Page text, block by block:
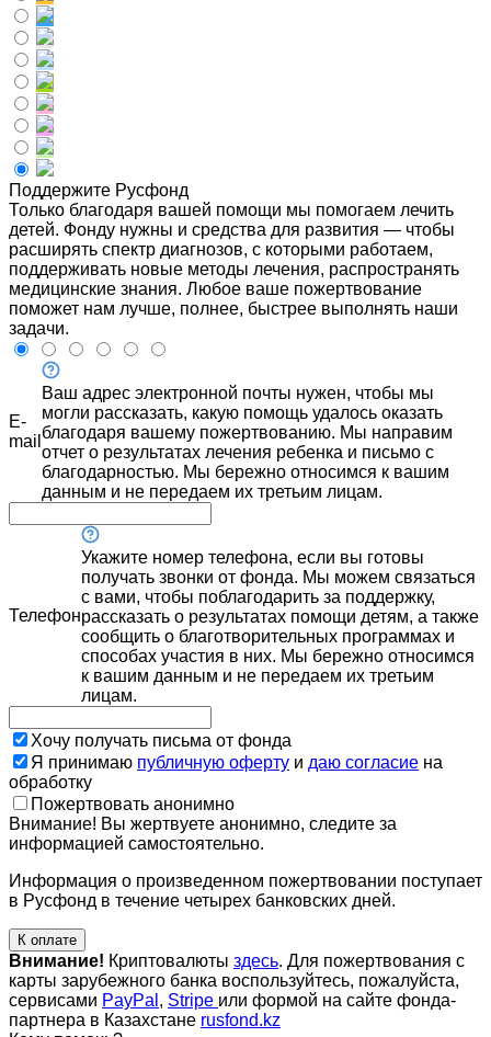
Поддержите Русфонд
Только благодаря вашей помощи мы помогаем лечить
детей. Фонду нужны и средства для развития — чтобы
расширять спектр диагнозов, с которыми работаем,
поддерживать новые методы лечения, распространять
медицинские знания. Любое ваше пожертвование
поможет нам лучше, полнее, быстрее выполнять наши
задачи.
E-
mail
Ваш адрес электронной почты нужен, чтобы мы
могли рассказать, какую помощь удалось оказать
благодаря вашему пожертвованию. Мы направим
отчет о результатах лечения ребенка и письмо с
благодарностью. Мы бережно относимся к вашим
данным и не передаем их третьим лицам.
Телефон
Укажите номер телефона, если вы готовы
получать звонки от фонда. Мы можем связаться
с вами, чтобы поблагодарить за поддержку,
рассказать о результатах помощи детям, а также
сообщить о благотворительных программах и
способах участия в них. Мы бережно относимся
к вашим данным и не передаем их третьим
лицам.
Хочу получать письма от фонда
Я принимаю публичную оферту и даю согласие на
обработку
Пожертвовать анонимно
Внимание! Вы жертвуете анонимно, следите за
информацией самостоятельно.
Информация о произведенном пожертвовании поступает
в Русфонд в течение четырех банковских дней.
К оплате
Внимание! Криптовалюты здесь. Для пожертвования с
карты зарубежного банка воспользуйтесь, пожалуйста,
сервисами PayPal , Stripe или формой на сайте фонда-
партнера в Казахстане rusfond.kz